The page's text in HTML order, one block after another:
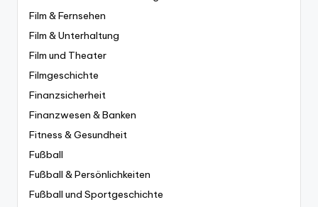
Film & Fernsehen
Film & Unterhaltung
Film und Theater
Filmgeschichte
Finanzsicherheit
Finanzwesen & Banken
Fitness & Gesundheit
Fußball
Fußball & Persönlichkeiten
Fußball und Sportgeschichte